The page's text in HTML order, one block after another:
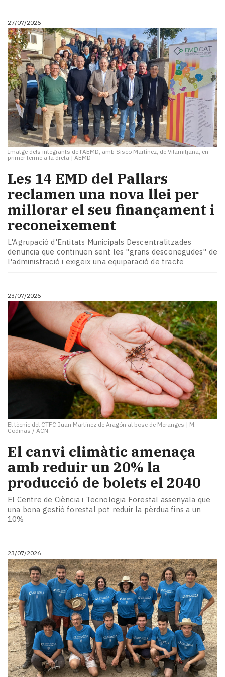
27/07/2026
Imatge dels integrants de l'AEMD, amb Sisco Martínez, de Vilamitjana, en
primer terme a la dreta | AEMD
​Les 14 EMD del Pallars
reclamen una nova llei per
millorar el seu finançament i
reconeixement
L'Agrupació d'Entitats Municipals Descentralitzades
denuncia que continuen sent les "grans desconegudes" de
l'administració i exigeix una equiparació de tracte
23/07/2026
El tècnic del CTFC Juan Martínez de Aragón al bosc de Meranges | M.
Codinas / ACN
El canvi climàtic amenaça
amb reduir un 20% la
producció de bolets el 2040
El Centre de Ciència i Tecnologia Forestal assenyala que
una bona gestió forestal pot reduir la pèrdua fins a un
10%
23/07/2026